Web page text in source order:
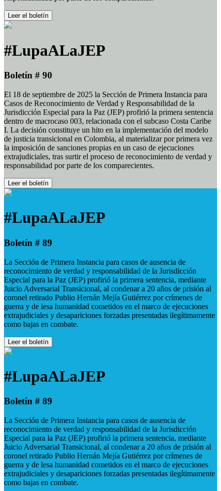
Leer el boletín
#LupaALaJEP
Boletín # 90
El 18 de septiembre de 2025 la Sección de Primera Instancia para
Casos de Reconocimiento de Verdad y Responsabilidad de la
Jurisdicción Especial para la Paz (JEP) profirió la primera sentencia
dentro de macrocaso 003, relacionada con el subcaso Costa Caribe
I. La decisión constituye un hito en la implementación del modelo
de justicia transicional en Colombia, al materializar por primera vez
la imposición de sanciones propias en un caso de ejecuciones
extrajudiciales, tras surtir el proceso de reconocimiento de verdad y
responsabilidad por parte de los comparecientes.
Leer el boletín
#LupaALaJEP
Boletín # 89
La Sección de Primera Instancia para casos de ausencia de
reconocimiento de verdad y responsabilidad de la Jurisdicción
Especial para la Paz (JEP) profirió la primera sentencia, mediante
Juicio Adversarial Transicional, al condenar a 20 años de prisión al
coronel retirado Publio Hernán Mejía Gutiérrez por crímenes de
guerra y de lesa humanidad cometidos en el marco de ejecuciones
extrajudiciales y desapariciones forzadas presentadas ilegítimamente
como bajas en combate.
Leer el boletín
#LupaALaJEP
Boletín # 89
La Sección de Primera Instancia para casos de ausencia de
reconocimiento de verdad y responsabilidad de la Jurisdicción
Especial para la Paz (JEP) profirió la primera sentencia, mediante
Juicio Adversarial Transicional, al condenar a 20 años de prisión al
coronel retirado Publio Hernán Mejía Gutiérrez por crímenes de
guerra y de lesa humanidad cometidos en el marco de ejecuciones
extrajudiciales y desapariciones forzadas presentadas ilegítimamente
como bajas en combate.